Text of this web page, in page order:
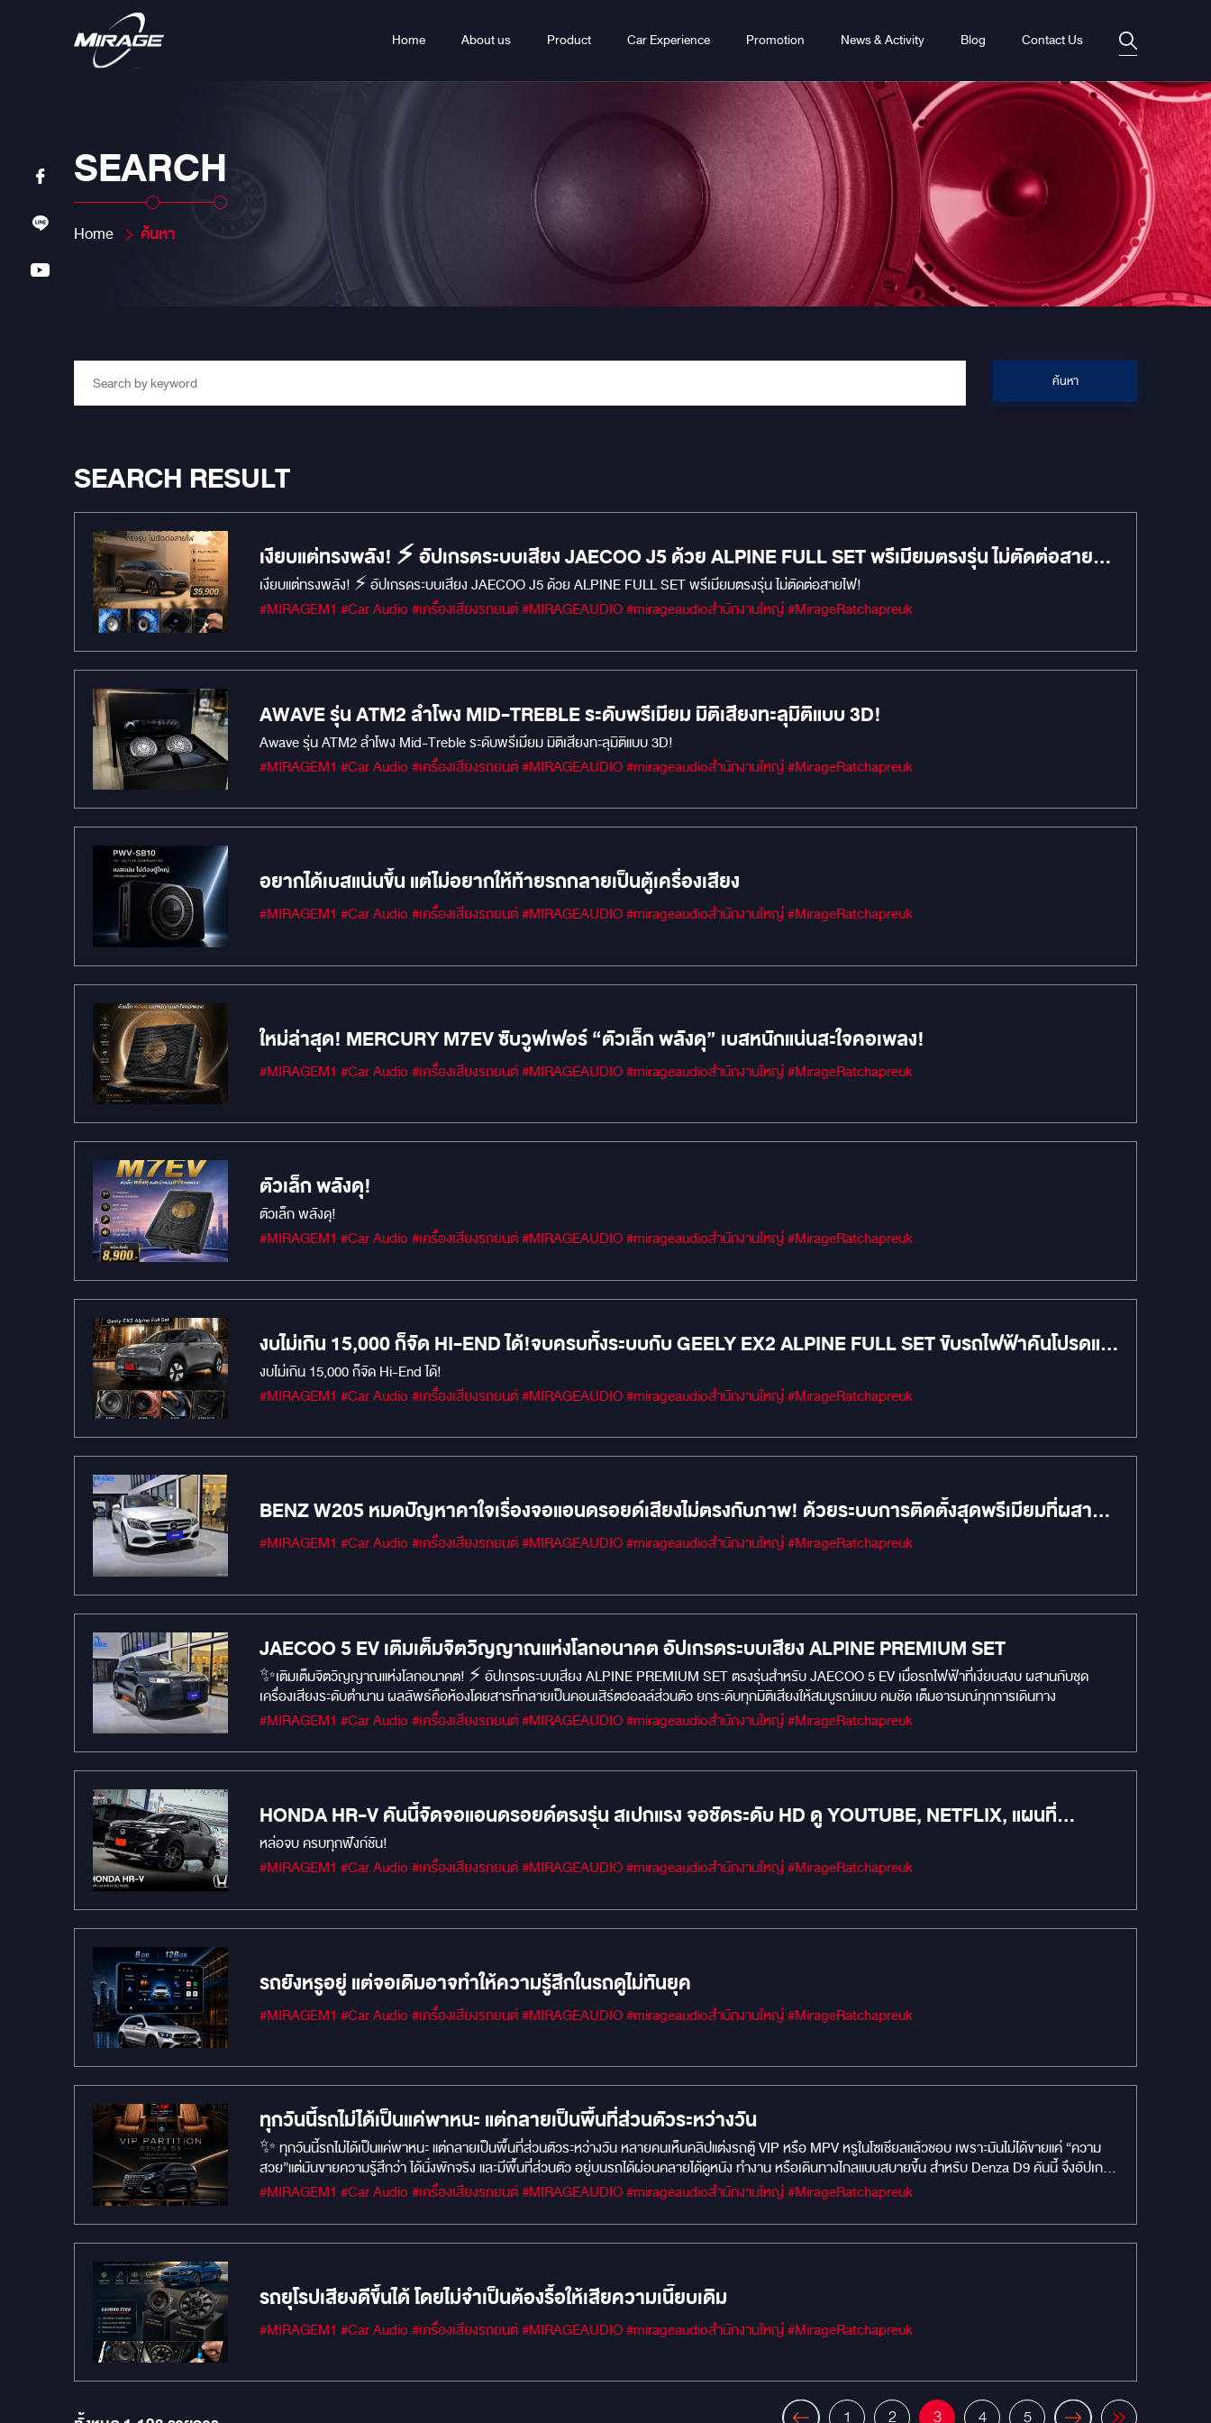
Home About us Product Car Experience Promotion News & Activity Blog Contact Us
SEARCH
Home ค้นหา
ค้นหา
SEARCH RESULT
เงียบแต่ทรงพลัง! ⚡️ อัปเกรดระบบเสียง JAECOO J5 ด้วย ALPINE FULL SET พรีเมียมตรงรุ่น ไม่ตัดต่อสาย
ไฟ!
เงียบแต่ทรงพลัง! ⚡️ อัปเกรดระบบเสียง JAECOO J5 ด้วย ALPINE FULL SET พรีเมียมตรงรุ่น ไม่ตัดต่อสายไฟ!
#MIRAGEM1 #Car Audio #เครื่องเสียงรถยนต์ #MIRAGEAUDIO #mirageaudioสำนักงานใหญ่ #MirageRatchapreuk
AWAVE รุ่น ATM2 ลำโพง MID-TREBLE ระดับพรีเมียม มิติเสียงทะลุมิติแบบ 3D!
Awave รุ่น ATM2 ลำโพง Mid-Treble ระดับพรีเมียม มิติเสียงทะลุมิติแบบ 3D!
#MIRAGEM1 #Car Audio #เครื่องเสียงรถยนต์ #MIRAGEAUDIO #mirageaudioสำนักงานใหญ่ #MirageRatchapreuk
อยากได้เบสแน่นขึ้น แต่ไม่อยากให้ท้ายรถกลายเป็นตู้เครื่องเสียง
#MIRAGEM1 #Car Audio #เครื่องเสียงรถยนต์ #MIRAGEAUDIO #mirageaudioสำนักงานใหญ่ #MirageRatchapreuk
ใหม่ล่าสุด! MERCURY M7EV ซับวูฟเฟอร์ “ตัวเล็ก พลังดุ” เบสหนักแน่นสะใจคอเพลง!
#MIRAGEM1 #Car Audio #เครื่องเสียงรถยนต์ #MIRAGEAUDIO #mirageaudioสำนักงานใหญ่ #MirageRatchapreuk
ตัวเล็ก พลังดุ!
ตัวเล็ก พลังดุ!
#MIRAGEM1 #Car Audio #เครื่องเสียงรถยนต์ #MIRAGEAUDIO #mirageaudioสำนักงานใหญ่ #MirageRatchapreuk
งบไม่เกิน 15,000 ก็จัด HI-END ได้!จบครบทั้งระบบกับ GEELY EX2 ALPINE FULL SET ขับรถไฟฟ้าคันโปรดแต่
เสียงเดิมยังไม่โดนใจ?
งบไม่เกิน 15,000 ก็จัด Hi-End ได้!
#MIRAGEM1 #Car Audio #เครื่องเสียงรถยนต์ #MIRAGEAUDIO #mirageaudioสำนักงานใหญ่ #MirageRatchapreuk
BENZ W205 หมดปัญหาคาใจเรื่องจอแอนดรอยด์เสียงไม่ตรงกับภาพ! ด้วยระบบการติดตั้งสุดพรีเมียมที่ผสาน
เข้ากับตัวรถได้อย่างสมบูรณ์แบบ
#MIRAGEM1 #Car Audio #เครื่องเสียงรถยนต์ #MIRAGEAUDIO #mirageaudioสำนักงานใหญ่ #MirageRatchapreuk
JAECOO 5 EV เติมเต็มจิตวิญญาณแห่งโลกอนาคต อัปเกรดระบบเสียง ALPINE PREMIUM SET
✨เติมเต็มจิตวิญญาณแห่งโลกอนาคต! ⚡️ อัปเกรดระบบเสียง ALPINE PREMIUM SET ตรงรุ่นสำหรับ JAECOO 5 EV เมื่อรถไฟฟ้าที่เงียบสงบ ผสานกับชุด
เครื่องเสียงระดับตำนาน ผลลัพธ์คือห้องโดยสารที่กลายเป็นคอนเสิร์ตฮอลล์ส่วนตัว ยกระดับทุกมิติเสียงให้สมบูรณ์แบบ คมชัด เต็มอารมณ์ทุกการเดินทาง
#MIRAGEM1 #Car Audio #เครื่องเสียงรถยนต์ #MIRAGEAUDIO #mirageaudioสำนักงานใหญ่ #MirageRatchapreuk
HONDA HR-V คันนี้จัดจอแอนดรอยด์ตรงรุ่น สเปกแรง จอชัดระดับ HD ดู YOUTUBE, NETFLIX, แผนที่
GOOGLE MAPS สบายตา ขับไปไหนก็ไม่มีเบื่อ!
หล่อจบ ครบทุกฟังก์ชัน!
#MIRAGEM1 #Car Audio #เครื่องเสียงรถยนต์ #MIRAGEAUDIO #mirageaudioสำนักงานใหญ่ #MirageRatchapreuk
รถยังหรูอยู่ แต่จอเดิมอาจทำให้ความรู้สึกในรถดูไม่ทันยุค
#MIRAGEM1 #Car Audio #เครื่องเสียงรถยนต์ #MIRAGEAUDIO #mirageaudioสำนักงานใหญ่ #MirageRatchapreuk
ทุกวันนี้รถไม่ได้เป็นแค่พาหนะ แต่กลายเป็นพื้นที่ส่วนตัวระหว่างวัน
✨ ทุกวันนี้รถไม่ได้เป็นแค่พาหนะ แต่กลายเป็นพื้นที่ส่วนตัวระหว่างวัน หลายคนเห็นคลิปแต่งรถตู้ VIP หรือ MPV หรูในโซเชียลแล้วชอบ เพราะมันไม่ได้ขายแค่ “ความ
สวย”แต่มันขายความรู้สึกว่า ได้นั่งพักจริง และมีพื้นที่ส่วนตัว อยู่บนรถได้ผ่อนคลายได้ดูหนัง ทำงาน หรือเดินทางไกลแบบสบายขึ้น สำหรับ Denza D9 คันนี้ จึงอัปเกรด
ห้องโดยสารให้ใกล้เคียง Private Lounge มากขึ้น ✅ Partition กั้นกลาง เพิ่มความเป็นส่วนตัว ✅ เบาะนั่งหรูหรา ✅ ระบบความบันเทิงสำหรับผู้โดยสาร ✅ ตู้เย็น
ที่ปลายทางแต่มันเริ่มตั้งแต่ตอนขึ้นรถและนี่คือคอนเซปต์ happinessonroad ของเราครับ
#MIRAGEM1 #Car Audio #เครื่องเสียงรถยนต์ #MIRAGEAUDIO #mirageaudioสำนักงานใหญ่ #MirageRatchapreuk
รถยุโรปเสียงดีขึ้นได้ โดยไม่จำเป็นต้องรื้อให้เสียความเนี๊ยบเดิม
#MIRAGEM1 #Car Audio #เครื่องเสียงรถยนต์ #MIRAGEAUDIO #mirageaudioสำนักงานใหญ่ #MirageRatchapreuk
1 2 3 4 5